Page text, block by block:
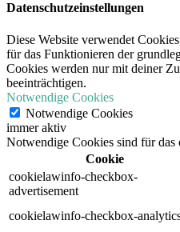
Datenschutzeinstellungen
Diese Website verwendet
für das Funktionieren der
Cookies werden nur mit deiner
beeinträchtigen.
Notwendige Cookies
Notwendige Cookies
immer aktiv
Notwendige Cookies sind für das
Cookie
cookielawinfo-checkbox-
advertisement
cookielawinfo-checkbox-